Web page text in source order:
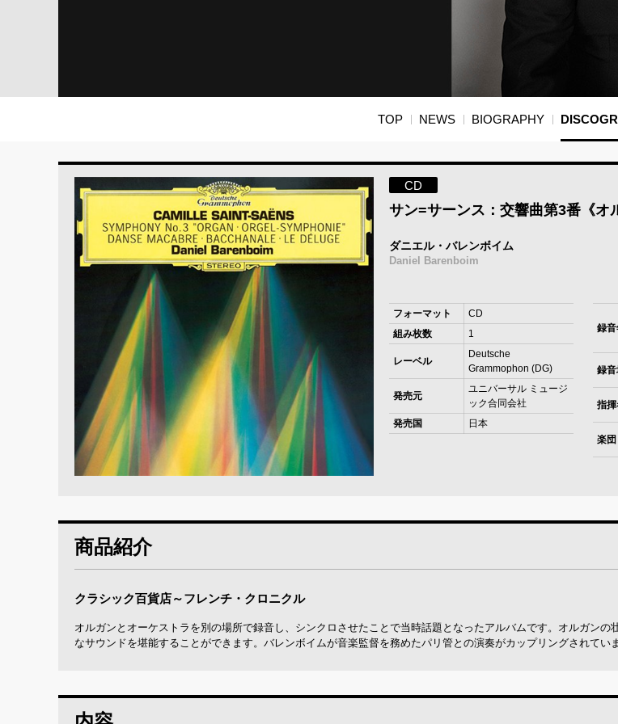
TOP NEWS BIOGRAPHY
CD
サン=サーンス：交響曲第3番《オ
ダニエル・バレンボイム
Daniel Barenboim
フォーマット
CD
組み枚数
1
レーベル
Deutsche
Grammophon (DG)
発売元
ユニバーサル ミュージ
ック合同会社
発売国
日本
録
録
指
楽団
商品紹介
クラシック百貨店～フレンチ・クロニクル
オルガンとオーケストラを別の場所で録音し、シンクロさせたことで当時話題となったアルバムです。オルガンの
なサウンドを堪能することができます。バレンボイムが音楽監督を務めたパリ管との演奏がカップリングされていま